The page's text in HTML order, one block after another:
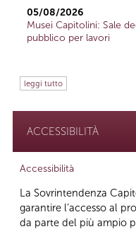
05/08/2026
Musei Capitolini: Sale
pubblico per lavori
leggi tutto
ACCESSIBILITÀ
Accessibilità
La Sovrintendenza
garantire l’accesso al
da parte del più ampio